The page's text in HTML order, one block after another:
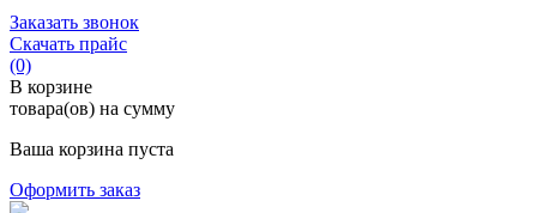
Заказать звонок
Скачать прайс
(0)
В корзине
товара(ов) на сумму
Ваша корзина пуста
Оформить заказ